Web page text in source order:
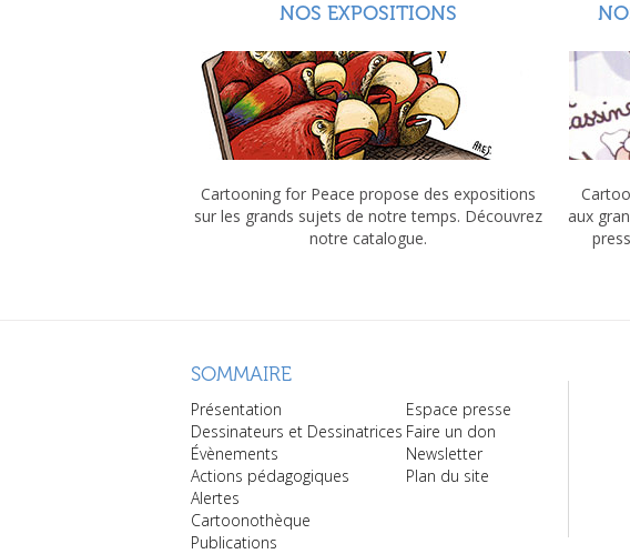
NOS EXPOSITIONS
Cartooning for Peace propose des expositions
sur les grands sujets de notre temps. Découvrez
notre catalogue.
aux
SOMMAIRE
Présentation
Dessinateurs et Dessinatrices
Évènements
Actions pédagogiques
Alertes
Cartoonothèque
Publications
Espace presse
Faire un don
Newsletter
Plan du site